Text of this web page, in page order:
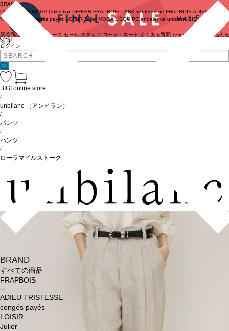
ログイン
BRAND
COUTURIER MOGA Collection GREEN FRAPBOIS PARK wb feerique FRAPBOIS ADIEU
TRISTESSE
congés payés LOISIR Julier MOGA L'EQUIPE endalence unbilanc BIGI online store
新着商品 ニュース セール スタッフ コーディネート よくある質問 ジャーナル お問い合わ
BRAND
すべての商品
FRAPBOIS
ADIEU TRISTESSE
congés payés
LOISIR
Julier
BIGI online store
/
unbilanc （アンビラン）
/
パンツ
/
パンツ
/
ローラマイルストークパンツ